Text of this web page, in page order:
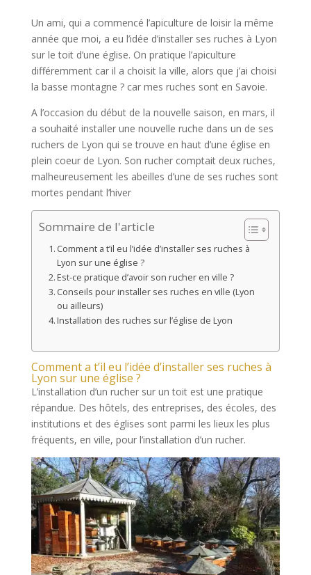
Un ami, qui a commencé l’apiculture de loisir la même
année que moi, a eu l’idée d’installer ses ruches à Lyon
sur le toit d’une église. On pratique l’apiculture
différemment car il a choisit la ville, alors que j’ai choisi
la basse montagne ? car mes ruches sont en Savoie.
A l’occasion du début de la nouvelle saison, en mars, il
a souhaité installer une nouvelle ruche dans un de ses
ruchers de Lyon qui se trouve en haut d’une église en
plein coeur de Lyon. Son rucher comptait deux ruches,
malheureusement les abeilles d’une de ses ruches sont
mortes pendant l’hiver
Sommaire de l'article
Comment a t’il eu l’idée d’installer ses ruches à
Lyon sur une église ?
Est-ce pratique d’avoir son rucher en ville ?
Conseils pour installer ses ruches en ville (Lyon
ou ailleurs)
Installation des ruches sur l’église de Lyon
Comment a t’il eu l’idée d’installer ses ruches à
Lyon sur une église ?
L’installation d’un rucher sur un toit est une pratique
répandue. Des hôtels, des entreprises, des écoles, des
institutions et des églises sont parmi les lieux les plus
fréquents, en ville, pour l’installation d’un rucher.